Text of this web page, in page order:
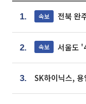
1. 속보 전북 완
2. 속보 서울도
3.